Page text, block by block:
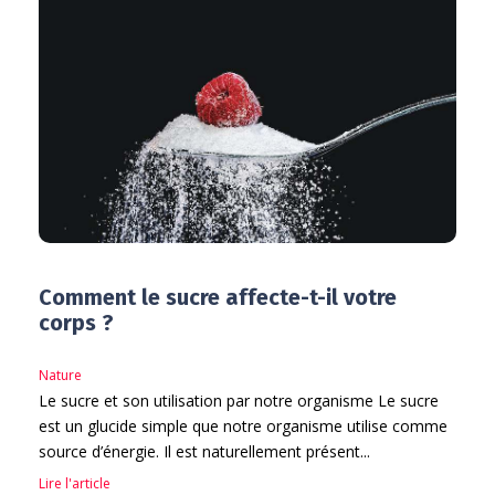
Comment le sucre affecte-t-il votre
corps ?
Nature
Le sucre et son utilisation par notre organisme Le sucre
est un glucide simple que notre organisme utilise comme
source d’énergie. Il est naturellement présent...
Lire l'article